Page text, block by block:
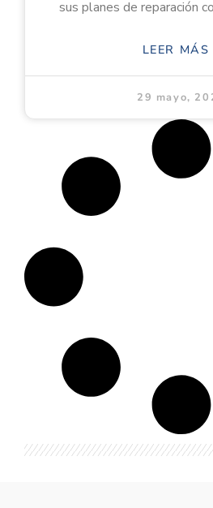
sus planes de reparación
LEER MÁS
29 mayo,